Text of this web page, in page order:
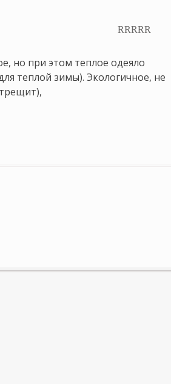
но при этом теплое одеяло
теплой зимы). Экологичное, не